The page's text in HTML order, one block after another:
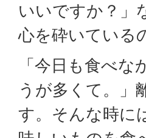
いいですか？」
心を砕いている
「今日も食べ
うが多くて。」
す。そんな時に